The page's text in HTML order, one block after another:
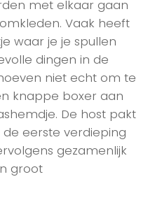
met elkaar gaan
Vaak heeft
waar je je spullen
dingen in de
niet echt om te
knappe boxer aan
De host pakt
eerste verdieping
gezamenlijk
groot